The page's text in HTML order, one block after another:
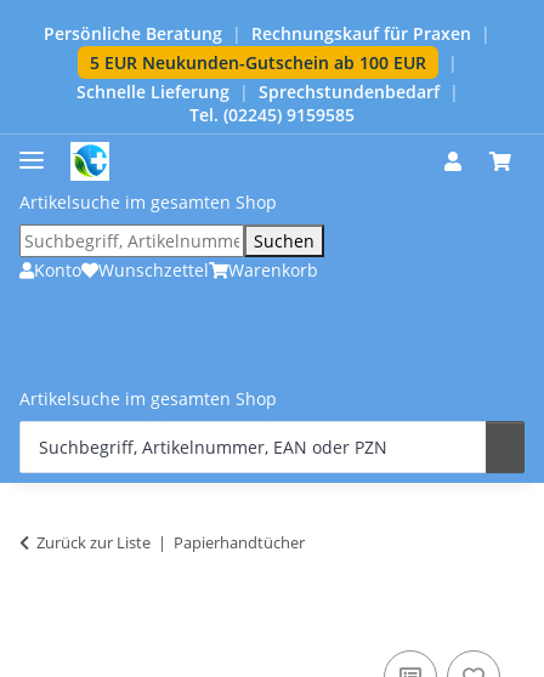
Persönliche Beratung | Rechnungskauf für Praxen
|
5 EUR Neukunden-Gutschein ab 100 EUR
|
Schnelle Lieferung
| Sprechstundenbedarf
|
Tel. (02245) 9159585
Artikelsuche im gesamten Shop
Suchen
Konto
Wunschzettel Warenkorb
Artikelsuche im gesamten Shop
Zurück zur Liste Papierhandtücher